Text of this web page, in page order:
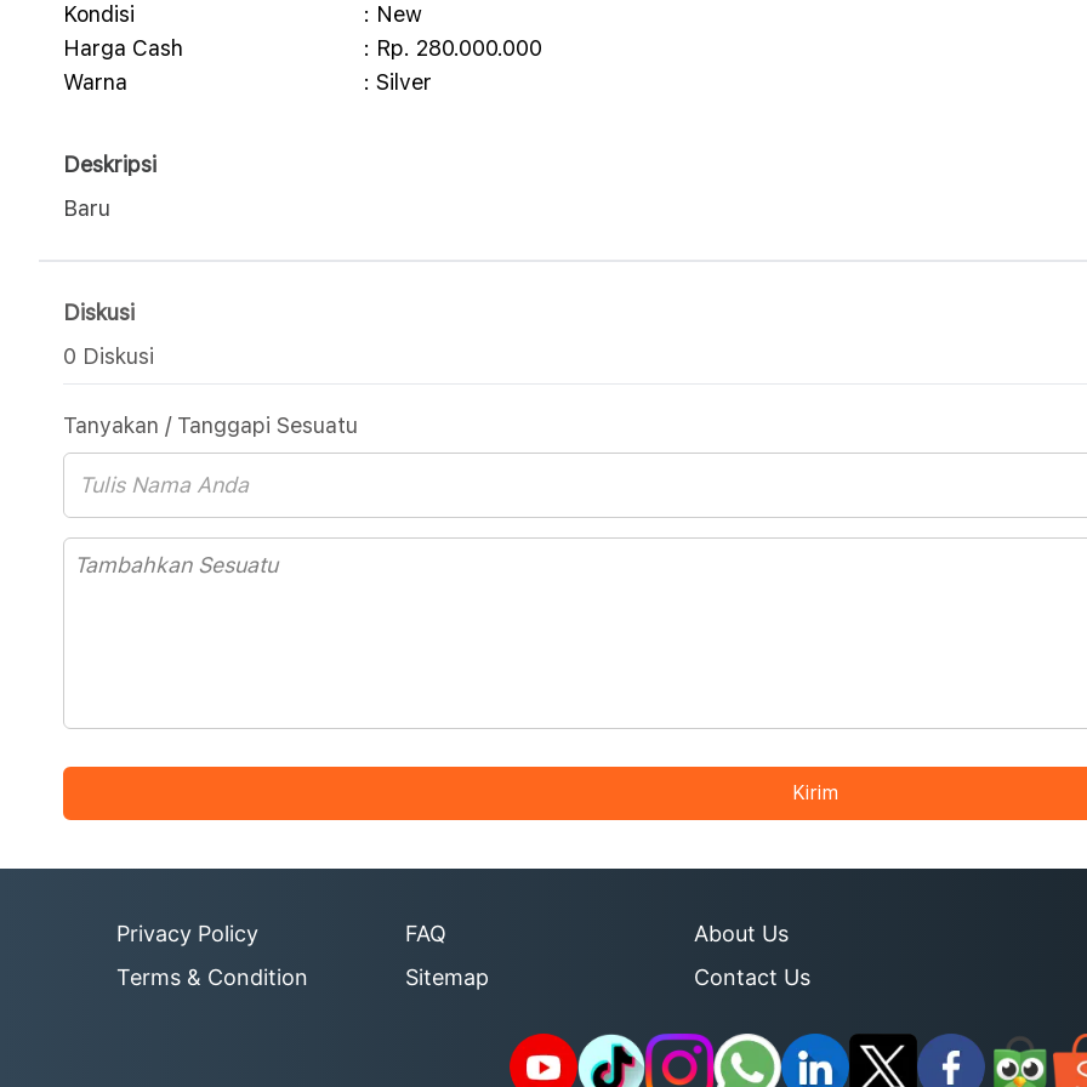
Kondisi
: New
Harga Cash
: Rp. 280.000.000
Warna
: Silver
Deskripsi
Baru
Diskusi
0 Diskusi
Tanyakan / Tanggapi Sesuatu
Kirim
Privacy Policy
Terms & Condition
FAQ
Sitemap
About Us
Contact Us